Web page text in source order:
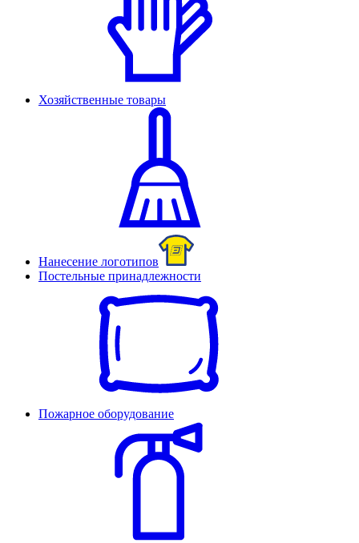
Хозяйственные товары
Нанесение логотипов
Постельные принадлежности
Пожарное оборудование